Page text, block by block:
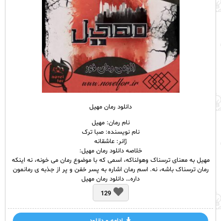
دانلود رمان مهیل
نام رمان: مهیل
نام نویسنده: صبا ترک
ژانر: عاشقانه
خلاصه دانلود رمان مهیل:
مهیل به معنای ترسناک وهولناکه، اسمی که با موضوع رمان می خونه، نه اینکه
رمان ترسناک باشه، نه. اسم رمان اشاره به پسر خفن و پر از جذبه‌ ی رمانمون
داره… دانلود رمان مهیل
129